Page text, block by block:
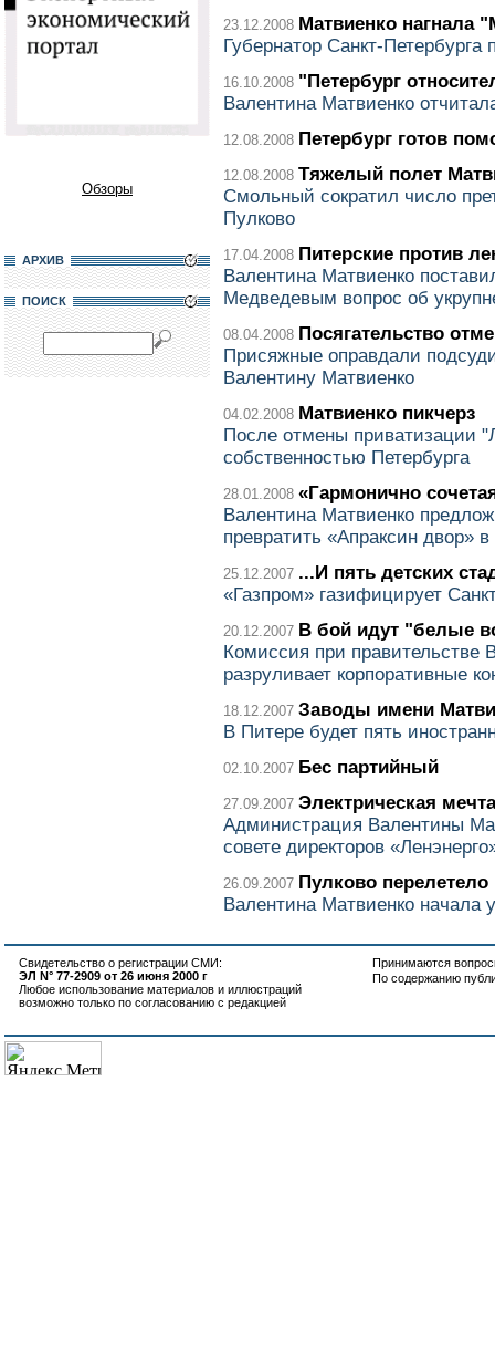
Обзоры
АРХИВ
ПОИСК
23.12.2008 Матвиенко нагнала
Губернатор Санкт-
16.10.2008 "Петербург
Валентина Матвиенко
12.08.2008 Петербург готов
12.08.2008 Тяжелый полет
Смольный сократил число
Пулково
17.04.2008 Питерские против
Валентина Матвиенко
Медведевым вопрос об
08.04.2008 Посягательство
Присяжные оправдали
Валентину Матвиенко
04.02.2008 Матвиенко пикчерз
После отмены приватизации
собственностью Петербурга
28.01.2008 «Гармонично
Валентина Матвиенко
превратить «Апраксин двор»
25.12.2007 ...И пять детских
«Газпром» газифицирует
20.12.2007 В бой идут "белые
Комиссия при правительстве
разруливает корпоративные
18.12.2007 Заводы имени
В Питере будет пять
02.10.2007 Бес партийный
27.09.2007 Электрическая
Администрация Валентины
совете директоров
26.09.2007 Пулково
Валентина Матвиенко начала
Свидетельство о регистрации СМИ:
ЭЛ N° 77-2909 от 26 июня 2000 г
Любое использование материалов и иллюстраций
возможно только по согласованию с редакцией
Принимаются
По содержанию